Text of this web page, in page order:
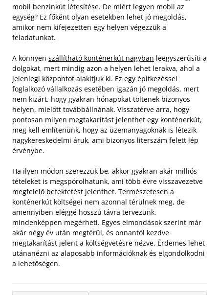
mobil benzinkút létesítése. De miért legyen mobil az
egység? Ez főként olyan esetekben lehet jó megoldás,
amikor nem kifejezetten egy helyen végezzük a
feladatunkat.
A könnyen szállítható konténerkút nagyban leegyszerűsíti a
dolgokat, mert mindig azon a helyen lehet lerakva, ahol a
jelenlegi központot alakítjuk ki. Ez egy építkezéssel
foglalkozó vállalkozás esetében igazán jó megoldás, mert
nem kizárt, hogy gyakran hónapokat töltenek bizonyos
helyen, mielőtt továbbállnának. Visszatérve arra, hogy
pontosan milyen megtakarítást jelenthet egy konténerkút,
meg kell említenünk, hogy az üzemanyagoknak is létezik
nagykereskedelmi áruk, ami bizonyos literszám felett lép
érvénybe.
Ha ilyen módon szerezzük be, akkor gyakran akár milliós
tételeket is megspórolhatunk, ami több évre visszavezetve
megfelelő befektetést jelenthet. Természetesen a
konténerkút költségei nem azonnal térülnek meg, de
amennyiben eléggé hosszú távra tervezünk,
mindenképpen megérheti. Egyes elmondások szerint már
akár négy év után megtérül, és onnantól kezdve
megtakarítást jelent a költségvetésre nézve. Érdemes lehet
utánanézni az alaposabb információknak és elgondolkodni
a lehetőségen.